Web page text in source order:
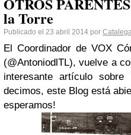
la Torre
Publicado el 23 abril 2014 por
El Coordinador de VOX
(@AntoniodlTL), vuelve a
interesante artículo
decimos, este Blog está
esperamos!